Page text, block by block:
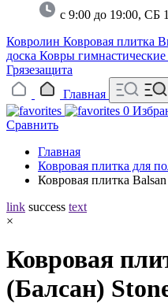
с 9:00 до 19:00, СБ
Ковролин Ковровая плитка
доска Ковры гимнастические
Грязезащита
Главная
0
Сравнить
Главная
Ковровая плитка для
Ковровая плитка
link success text
×
Ковровая
(Балсан)